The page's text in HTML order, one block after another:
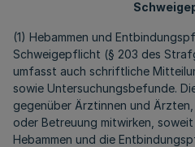
(1) Hebammen und
Schweigepflicht (§ 203 des
umfasst auch schriftliche
sowie Untersuchungsbefunde.
gegenüber Ärztinnen und
oder Betreuung mitwirken,
Hebammen und die